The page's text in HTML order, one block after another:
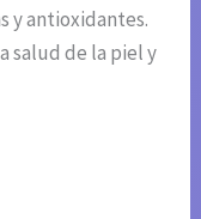
y antioxidantes.
salud de la piel y